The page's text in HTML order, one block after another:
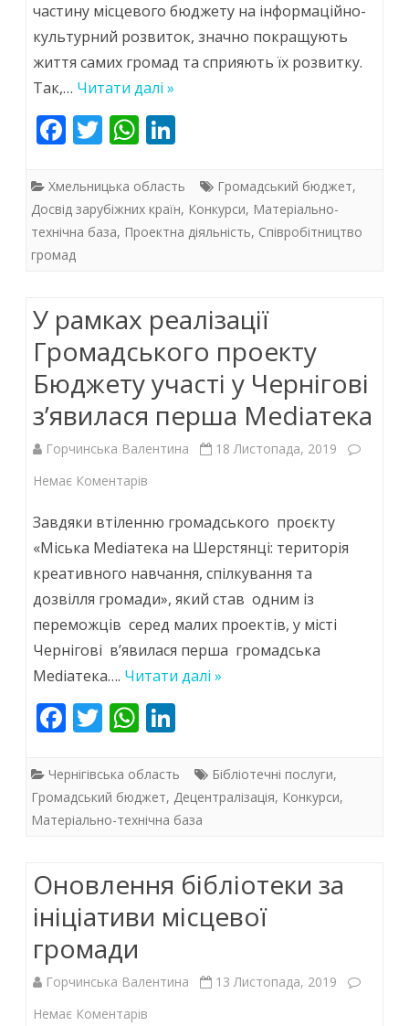
стають
громадських
проєктів
у
програмі
«Бюджету
участі»
частину місцевого бюджету на інформаційно-
культурний розвиток, значно покращують
життя самих громад та сприяють їх розвитку.
Так,… Читати далі »
F
e
b
o
o
k
T
itt
er
W
at
s
A
p
k
e
dI
Хмельницька область Громадський бюджет,
Досвід зарубіжних країн, Конкурси, Матеріально-
технічна база, Проектна діяльність, Співробітництво
громад
У рамках реалізації
Громадського проекту
Бюджету участі у Чернігові
з’явилася перша Меdiaтека
Горчинська Валентина
18 Листопада, 2019
Немає Коментарів
рамках
реалізації
Громадського
Бюджету
участі
у
Чернігові
з’явилася
Завдяки втіленню громадського проєкту
«Міська Mediaтека на Шерстянці: територія
креативного навчання, спілкування та
дозвілля громади», який став одним із
переможців серед малих проектів, у місті
Чернігові в’явилася перша громадська
Меdiaтека…. Читати далі »
F
e
b
o
k
T
itt
er
W
at
s
A
p
k
e
dI
Чернігівська область Бібліотечні послуги,
Громадський бюджет, Децентралізація, Конкурси,
Матеріально-технічна база
Оновлення бібліотеки за
ініціативи місцевої
громади
Горчинська Валентина
13 Листопада, 2019
Немає Коментарів